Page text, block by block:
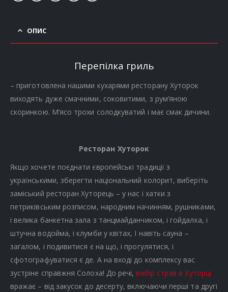
ОПИС
Перепілка гриль
– приготовлена нашими кухарями ресторану Хуторок
виходять дуже смачними, соковитими, з рум’яною
скоринкою. М’ясо трохи солодкуватий і має смак дичини.
Ресторан Хуторок
Якщо хочете поєднати європейські традиції з
українськими, зберегти національний колорит, виберіть
заміський ресторан Хуторець – у нас і хатки з
петриківським розписом, народним начинням, рушниками,
і велика банкетна зала з танцмайданчиком, і гойдалка, і
штучна водойма, і клумби у квітах, І навіть сауна –
загалом, і подивитися є на що, і прогулятися, і
сфотографуватися є де. А на вході до комплексу вас
зустріне справжня Солоха! До речі, вибір страв в Хуторці
вражає – від закусок до десерту, включаючи перші та другі